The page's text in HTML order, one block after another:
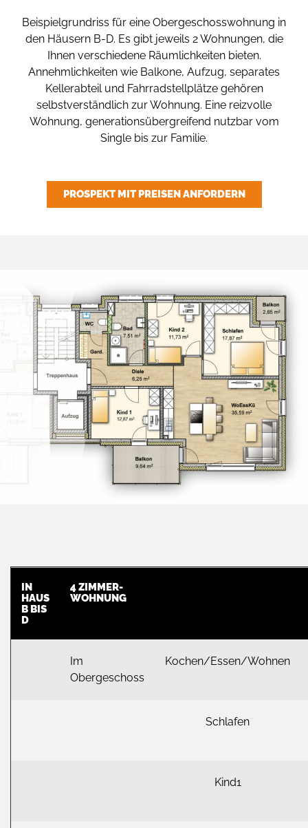
Beispielgrundriss für eine Obergeschosswohnung in
den Häusern B-D. Es gibt jeweils 2 Wohnungen, die
Ihnen verschiedene Räumlichkeiten bieten.
Annehmlichkeiten wie Balkone, Aufzug, separates
Kellerabteil und Fahrradstellplätze gehören
selbstverständlich zur Wohnung. Eine reizvolle
Wohnung, generationsübergreifend nutzbar vom
Single bis zur Familie.
PROSPEKT MIT PREISEN ANFORDERN
IN
HAUS
B BIS
D
4 ZIMMER-
WOHNUNG
Im
Obergeschoss
Kochen/Essen/Wohnen
Schlafen
Kind1